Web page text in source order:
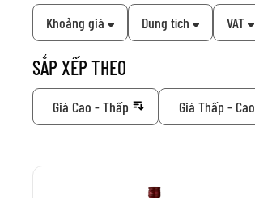
Khoảng giá Dung tích VAT
SẮP XẾP THEO
Giá Cao - Thấp Giá Thấp - Cao